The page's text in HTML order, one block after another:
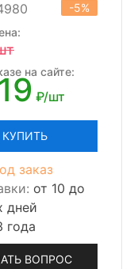
-5%
на сайте:
₽/шт
КУПИТЬ
заказ
от 10 до
дней
года
ВОПРОС